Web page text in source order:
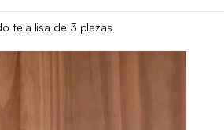
tela lisa de 3 plazas